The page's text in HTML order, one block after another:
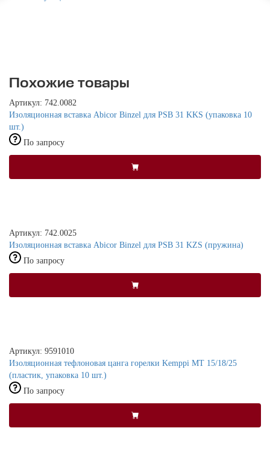
Похожие товары
Артикул: 742.0082
Изоляционная вставка Abicor Binzel для PSB 31 KKS (упаковка 10
шт.)
По запросу
Артикул: 742.0025
Изоляционная вставка Abicor Binzel для PSB 31 KZS (пружина)
По запросу
Артикул: 9591010
Изоляционная тефлоновая цанга горелки Kemppi MT 15/18/25
(пластик, упаковка 10 шт.)
По запросу